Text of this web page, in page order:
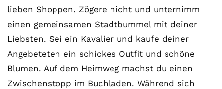
lieben Shoppen. Zögere nicht und unternimm
einen gemeinsamen Stadtbummel mit deiner
Liebsten. Sei ein Kavalier und kaufe deiner
Angebeteten ein schickes Outfit und schöne
Blumen. Auf dem Heimweg machst du einen
Zwischenstopp im Buchladen. Während sich